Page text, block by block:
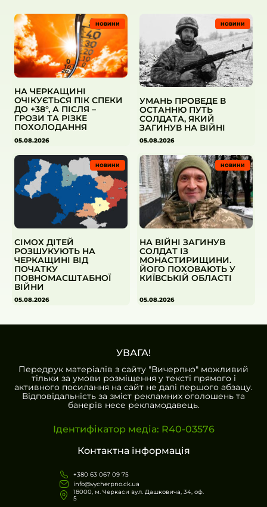
НОВИНИ
НА ЧЕРКАЩИНІ
ОЧІКУЄТЬСЯ ПІК СПЕКИ
ДО +38°, А ПІСЛЯ –
ГРОЗИ ТА РІЗКЕ
ПОХОЛОДАННЯ
05.08.2026
НОВИНИ
УМАНЬ ПРОВЕДЕ В
ОСТАННЮ ПУТЬ
СОЛДАТА, ЯКИЙ
ЗАГИНУВ НА ВІЙНІ
05.08.2026
НОВИНИ
СІМОХ ДІТЕЙ
РОЗШУКУЮТЬ НА
ЧЕРКАЩИНІ ВІД
ПОЧАТКУ
ПОВНОМАСШТАБНОЇ
ВІЙНИ
05.08.2026
НОВИНИ
НА ВІЙНІ ЗАГИНУВ
СОЛДАТ ІЗ
МОНАСТИРИЩИНИ.
ЙОГО ПОХОВАЮТЬ У
КИЇВСЬКІЙ ОБЛАСТІ
05.08.2026
УВАГА!
Передрук матеріалів з сайту "Вичерпно" можливий
тільки за умови розміщення у тексті прямого і
активного посилання на сайт не далі першого абзацу.
Відповідальність за зміст рекламних оголошень та
банерів несе рекламодавець.
Ідентифікатор медіа: R40-03576
Контактна інформація
+380 63 067 09 75
info@vycherpno.ck.ua
18000, м. Черкаси вул. Дашковича, 34, оф.
5